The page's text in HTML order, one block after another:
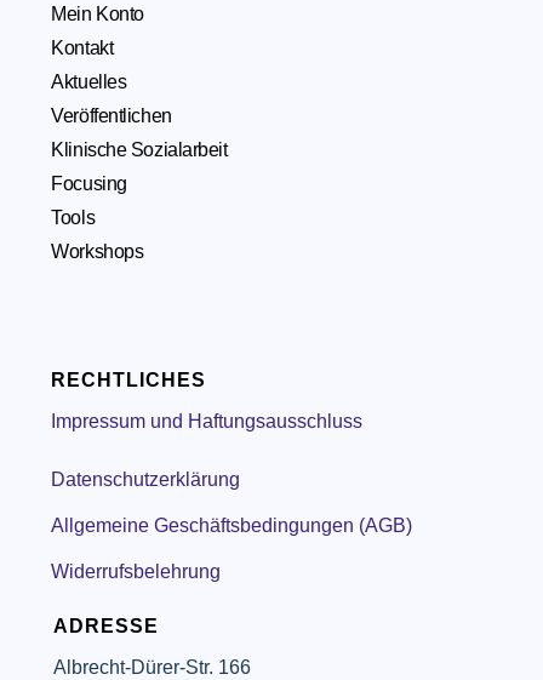
ADRESSE
Albrecht-Dürer-Str. 166
RECHTLICHES
Impressum und Haftungsausschluss
Datenschutzerklärung
Allgemeine Geschäftsbedingungen (AGB)
Widerrufsbelehrung
Mein Konto
Kontakt
Aktuelles
Veröffentlichen
Klinische Sozialarbeit
Focusing
Tools
Workshops